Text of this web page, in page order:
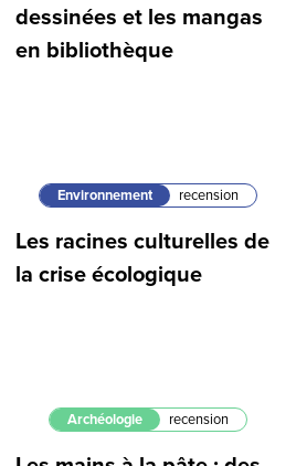
dessinées et les mangas
en bibliothèque
Environnement recension
Les racines culturelles de
la crise écologique
Archéologie recension